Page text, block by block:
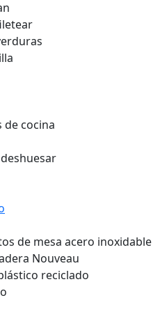
de cocina
de mesa acero inoxidable
Nouveau
reciclado